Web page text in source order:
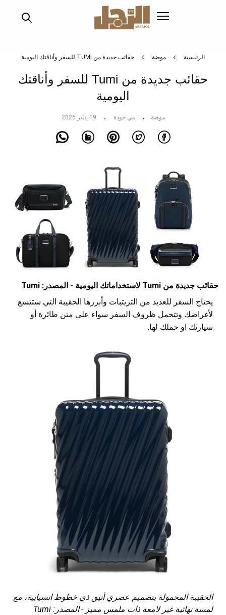
الرئيسية موضة حقائب جديدة من TUMI للسفر وأناقتك اليومية
حقائب جديدة من Tumi للسفر وأناقتك
اليومية
موضة مي جودة 19 يناير 2026
حقائب جديدة من Tumi لاستخداماتك اليومية - المصدر: Tumi
يحتاج السفر للعديد من التريتبات وأبرزها الحقيبة التي ستتسع
لأغراضك وتتحمل ظروف السفر سواء على متن طائرة أو
سيارتك او حملك لها.
الحقيبة المحمولة بتصميم عصري أنيق ذي خطوط انسيابية، مع
لمسة نهائية غير لامعة ذات ملمس مميز - المصدر: Tumi